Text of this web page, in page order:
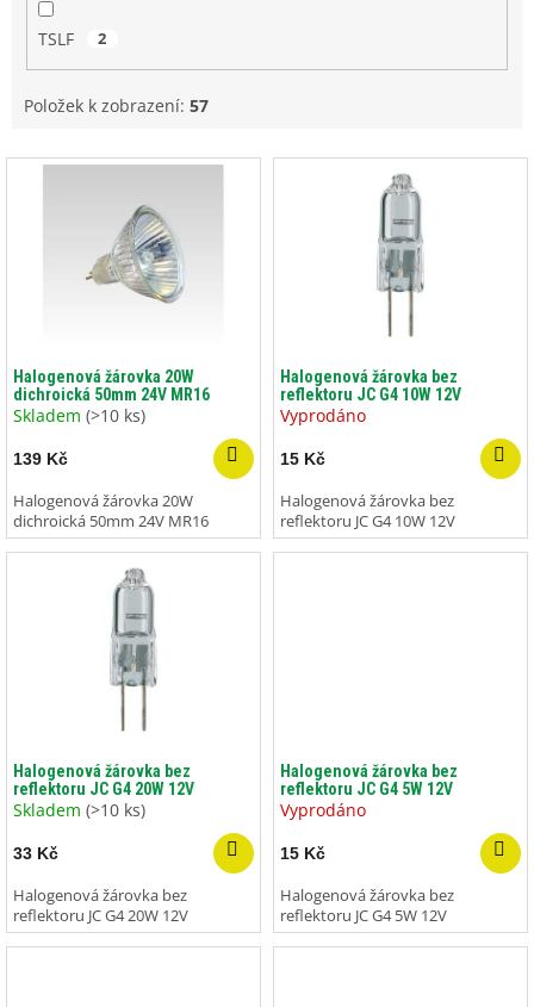
TSLF 2
Položek k zobrazení: 57
V
d
u
k
t
Halogenová žárovka 20W
dichroická 50mm 24V MR16
Skladem (>10 ks)
139 Kč
Halogenová žárovka 20W
dichroická 50mm 24V MR16
Halogenová žárovka bez
reflektoru JC G4 10W 12V
Vyprodáno
15 Kč
Halogenová žárovka bez
reflektoru JC G4 10W 12V
Halogenová žárovka bez
reflektoru JC G4 20W 12V
Skladem (>10 ks)
33 Kč
Halogenová žárovka bez
reflektoru JC G4 20W 12V
Halogenová žárovka bez
reflektoru JC G4 5W 12V
Vyprodáno
15 Kč
Halogenová žárovka bez
reflektoru JC G4 5W 12V